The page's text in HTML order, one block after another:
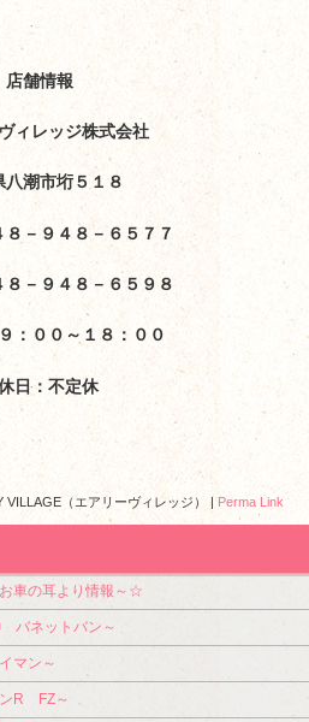
店舗情報
ィレッジ株式会社
八潮市垳５１８
８－９４８－６５７７
８－９４８－６５９８
：００～１８：００
日：不定休
VILLAGE（エアリーヴィレッジ） | Perma Link
車の耳より情報～☆
ネットバン～
マン～
R FZ～